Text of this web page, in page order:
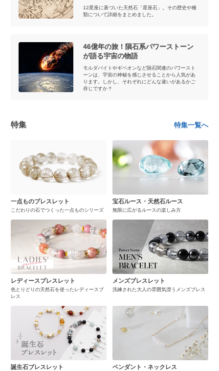
12星座に基づいた天然石「星座石」。その歴史や種
類について詳細をまとめました。
46億年の旅！隕石系パワーストーン
が語る宇宙の物語
モルダバイトやギベオンなど隕石関連のパワースト
ーンは、宇宙の神秘を感じさせることから人気があ
ります。しかし、それぞれにどんな違いがあるかご
存じですか？
特集 特集一覧へ
一点ものブレスレット
こだわりの石でつくった一点ものシリーズ
宝石ルース・天然石ルース
無限に広がるルースの楽しみ方
レディースブレスレット
色とりどりの天然石を使ったレディースブ
レス
メンズブレスレット
洗練された大人の雰囲気漂うメンズブレス
誕生石ブレスレット ペンダント・ネックレス